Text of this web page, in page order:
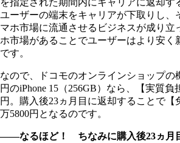
を指定された期間内にキャリアに返却す
ユーザーの端末をキャリアが下取りし、
マホ市場に流通させるビジネスが成り立
ホ市場があることでユーザーはより安く
です。
なので、ドコモのオンラインショップの
円のiPhone 15（256GB）なら、【実質負
円。購入後23ヵ月目に返却することで【
万5800円となるのです。
――なるほど！ ちなみに購入後23ヵ月